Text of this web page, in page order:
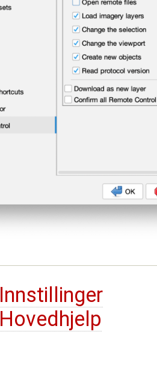
Innstillinger
Hovedhjelp